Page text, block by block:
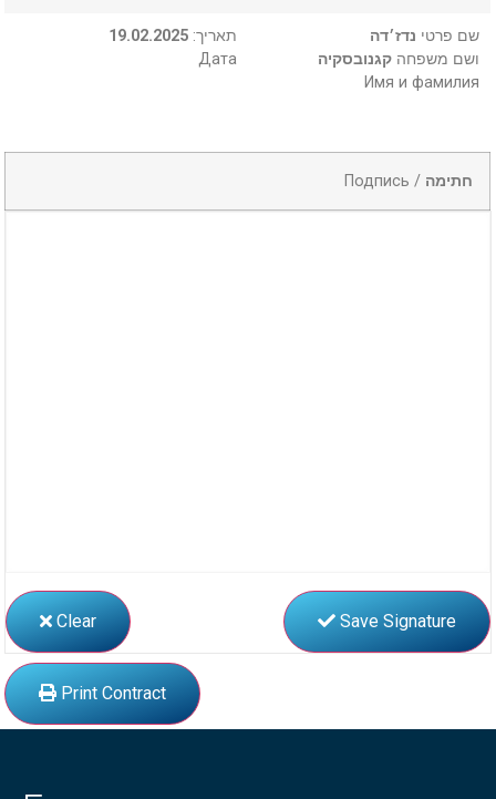
19.02.2025 :תאריך
Дата
שם פרטי נדז׳דה
ושם משפחה קגנובסקיה
Имя и фамилия
Подпись / חתימה
Clear Save Signature
Print Contract